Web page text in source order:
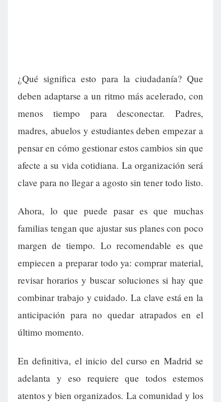
¿Qué significa esto para la ciudadanía? Que
deben adaptarse a un ritmo más acelerado, con
menos tiempo para desconectar. Padres,
madres, abuelos y estudiantes deben empezar a
pensar en cómo gestionar estos cambios sin que
afecte a su vida cotidiana. La organización será
clave para no llegar a agosto sin tener todo listo.
Ahora, lo que puede pasar es que muchas
familias tengan que ajustar sus planes con poco
margen de tiempo. Lo recomendable es que
empiecen a preparar todo ya: comprar material,
revisar horarios y buscar soluciones si hay que
combinar trabajo y cuidado. La clave está en la
anticipación para no quedar atrapados en el
último momento.
En definitiva, el inicio del curso en Madrid se
adelanta y eso requiere que todos estemos
atentos y bien organizados. La comunidad y los